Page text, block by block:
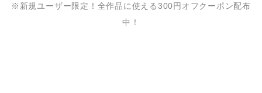
※新規ユーザー限定！全作品に使える300円オフクーポン配布
中！